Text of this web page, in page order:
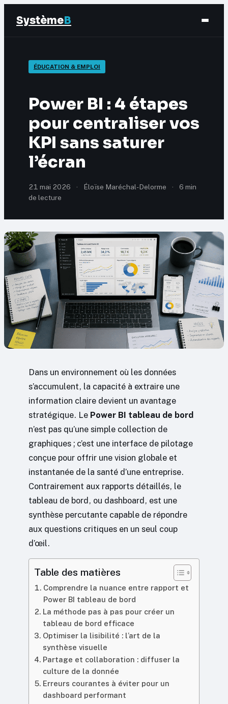
SystèmeB
Finance
Marketing
ÉDUCATION & EMPLOI
Power BI : 4 étapes
pour centraliser vos
KPI sans saturer
l’écran
21 mai 2026 · Éloïse Maréchal-Delorme ·
6 min
de lecture
Dans un environnement où les données
s’accumulent, la capacité à extraire une
information claire devient un avantage
stratégique. Le Power BI tableau de bord
n’est pas qu’une simple collection de
graphiques ; c’est une interface de pilotage
conçue pour offrir une vision globale et
instantanée de la santé d’une entreprise.
Contrairement aux rapports détaillés, le
tableau de bord, ou dashboard, est une
synthèse percutante capable de répondre
aux questions critiques en un seul coup
d’œil.
Table des matières
Comprendre la nuance entre rapport et
Power BI tableau de bord
La méthode pas à pas pour créer un
tableau de bord efficace
Optimiser la lisibilité : l’art de la
synthèse visuelle
Partage et collaboration : diffuser la
culture de la donnée
Erreurs courantes à éviter pour un
dashboard performant